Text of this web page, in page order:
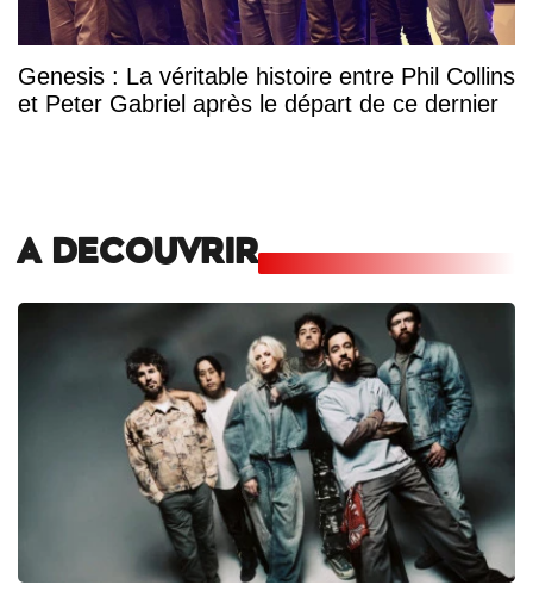
Genesis : La véritable histoire entre Phil Collins
et Peter Gabriel après le départ de ce dernier
A DECOUVRIR